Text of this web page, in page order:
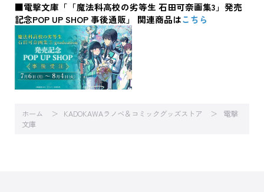
■電撃文庫「「魔法科高校の劣等生 石田可奈画集3」発売
記念POP UP SHOP 事後通販」 関連商品はこちら
ホーム KADOKAWAラノベ＆コミックグッズストア
電撃
文庫